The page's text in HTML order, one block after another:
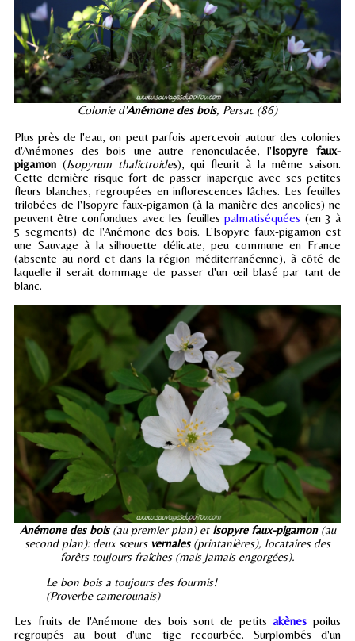
Colonie d'Anémone des bois, Persac (86)
Plus près de l'eau, on peut parfois apercevoir autour des colonies
d'Anémones des bois une autre renonculacée, l'Isopyre faux-
pigamon (Isopyrum thalictroides), qui fleurit à la même saison.
Cette dernière risque fort de passer inaperçue avec ses petites
fleurs blanches, regroupées en inflorescences lâches. Les feuilles
trilobées de l'Isopyre faux-pigamon (à la manière des ancolies) ne
peuvent être confondues avec les feuillespalmatiséquées (en 3 à
5 segments) de l'Anémone des bois. L'Isopyre faux-pigamon est
une Sauvage à la silhouette délicate, peu commune en France
(absente au nord et dans la région méditerranéenne), à côté de
laquelle il serait dommage de passer d'un œil blasé par tant de
blanc.
Anémone des bois (au premier plan) et Isopyre faux-pigamon(au
second plan): deux sœurs vernales(printanières), locataires des
forêts toujours fraîches (mais jamais engorgées).
Le bon bois a toujours des fourmis!
(Proverbe camerounais)
Les fruits de l'Anémone des bois sont de petitsakènes poilus
regroupés au bout d'une tige recourbée. Surplombés d'un